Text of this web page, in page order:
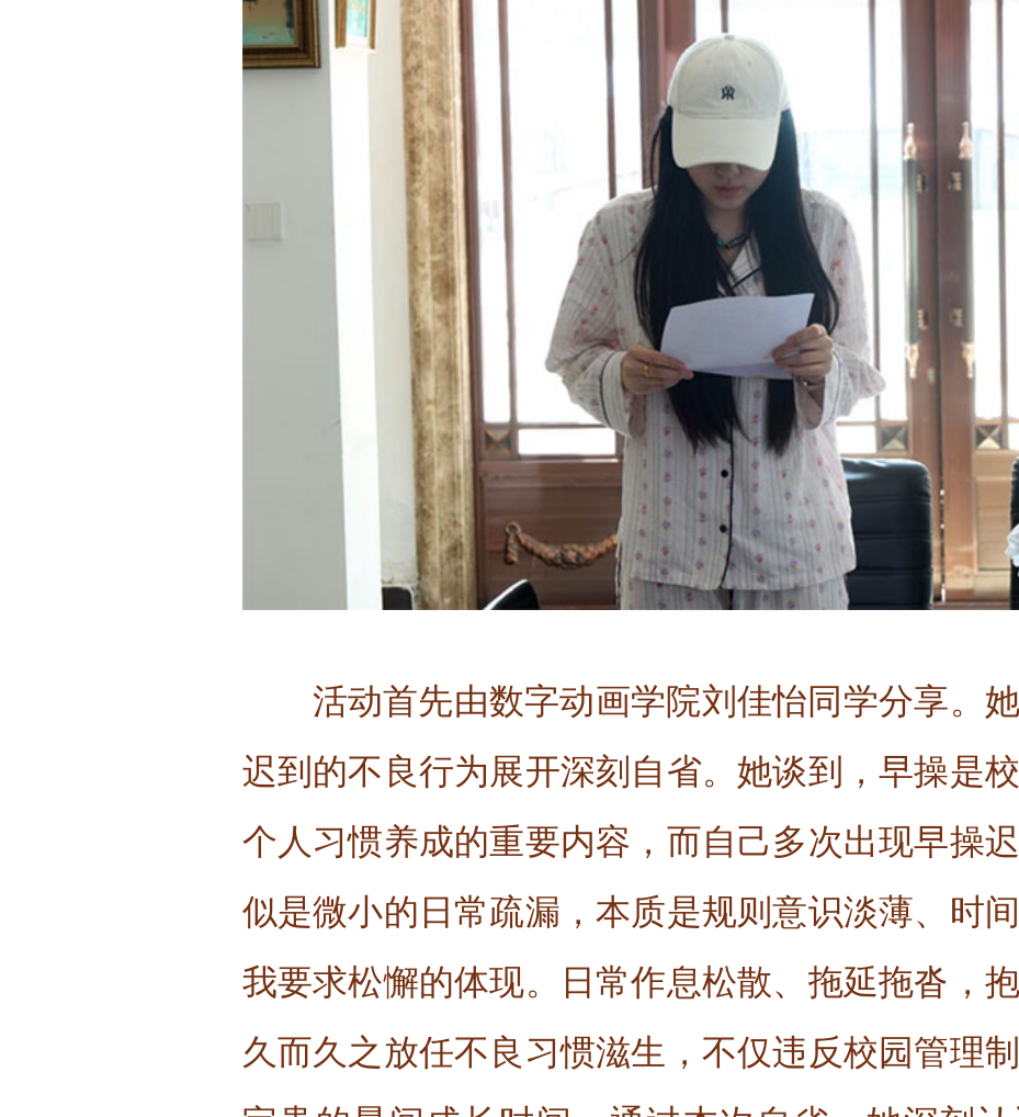
活动首先由数字动画学院刘佳怡同学分享。
迟到的不良行为展开深刻自省。她谈到，早操是
个人习惯养成的重要内容，而自己多次出现早操
似是微小的日常疏漏，本质是规则意识淡薄、时
我要求松懈的体现。日常作息松散、拖延拖沓，
久而久之放任不良习惯滋生，不仅违反校园管理